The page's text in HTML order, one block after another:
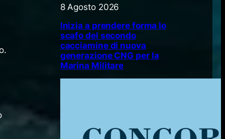
8 Agosto 2026
Inizia a prendere forma lo
scafo del secondo
cacciamine di nuova
generazione CNG per la
Marina Militare